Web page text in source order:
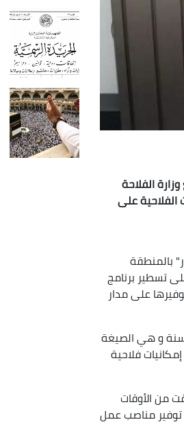
الفلاحة
الفلاحية على
بالمنطقة
تسطير برنامج
على مدار
و هي الصيغة
فلاحية
من الأوقات
مناصب عمل